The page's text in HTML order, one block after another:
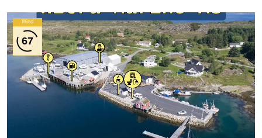
Wind
67